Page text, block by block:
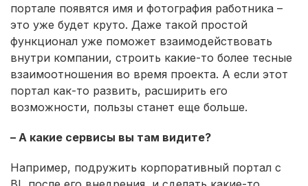
портале появятся имя и фотография работника –
это уже будет круто. Даже такой простой
функционал уже поможет взаимодействовать
внутри компании, строить какие-то более тесные
взаимоотношения во время проекта. А если этот
портал как-то развить, расширить его
возможности, пользы станет еще больше.
– А какие сервисы вы там видите?
Например, подружить корпоративный портал с